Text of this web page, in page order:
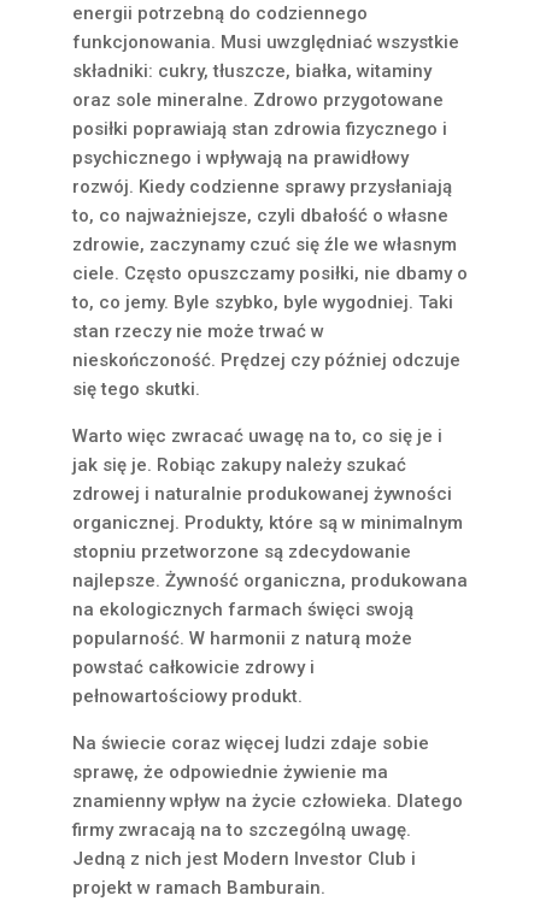
energii potrzebną do codziennego
funkcjonowania. Musi uwzględniać wszystkie
składniki: cukry, tłuszcze, białka, witaminy
oraz sole mineralne. Zdrowo przygotowane
posiłki poprawiają stan zdrowia fizycznego i
psychicznego i wpływają na prawidłowy
rozwój. Kiedy codzienne sprawy przysłaniają
to, co najważniejsze, czyli dbałość o własne
zdrowie, zaczynamy czuć się źle we własnym
ciele. Często opuszczamy posiłki, nie dbamy o
to, co jemy. Byle szybko, byle wygodniej. Taki
stan rzeczy nie może trwać w
nieskończoność. Prędzej czy później odczuje
się tego skutki.
Warto więc zwracać uwagę na to, co się je i
jak się je. Robiąc zakupy należy szukać
zdrowej i naturalnie produkowanej żywności
organicznej. Produkty, które są w minimalnym
stopniu przetworzone są zdecydowanie
najlepsze. Żywność organiczna, produkowana
na ekologicznych farmach święci swoją
popularność. W harmonii z naturą może
powstać całkowicie zdrowy i
pełnowartościowy produkt.
Na świecie coraz więcej ludzi zdaje sobie
sprawę, że odpowiednie żywienie ma
znamienny wpływ na życie człowieka. Dlatego
firmy zwracają na to szczególną uwagę.
Jedną z nich jest Modern Investor Club i
projekt w ramach Bamburain.